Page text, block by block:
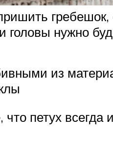
головы нужно
из
что петух